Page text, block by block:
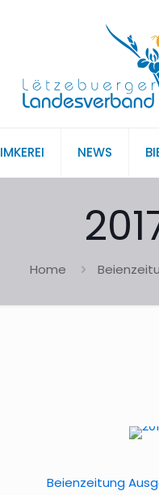
IMKEREI NEWS
Home
Beienzeitung